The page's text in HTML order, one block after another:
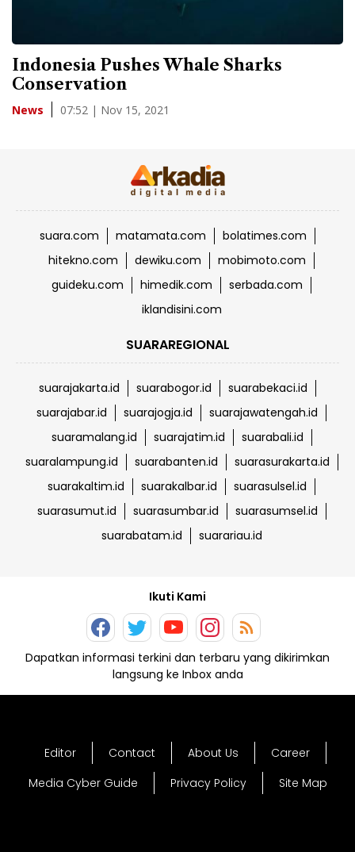
Indonesia Pushes Whale Sharks
Conservation
News 07:52 | Nov 15, 2021
suara.com matamata.com
bolatimes.com
hitekno.com
dewiku.com
mobimoto.com
guideku.com
himedik.com
serbada.com
iklandisini.com
SUARAREGIONAL
suarajakarta.id suarabogor.id
suarabekaci.id
suarajabar.id
suarajogja.id
suarajawatengah.id
suaramalang.id
suarajatim.id
suarabali.id
suaralampung.id
suarabanten.id
suarasurakarta.id
suarakaltim.id
suarakalbar.id
suarasulsel.id
suarasumut.id
suarasumbar.id
suarasumsel.id
suarabatam.id
suarariau.id
Ikuti Kami
Dapatkan informasi terkini dan terbaru yang dikirimkan
langsung ke Inbox anda
Editor Contact About Us
Career
Media Cyber Guide
Privacy Policy Site Map